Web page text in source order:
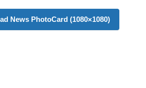
News PhotoCard (1080×1080)